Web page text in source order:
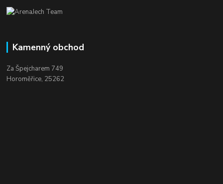
Kamenný obchod
Za Špejcharem 749
Horoměřice, 25262